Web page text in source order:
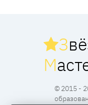
З
М
© 2015 -